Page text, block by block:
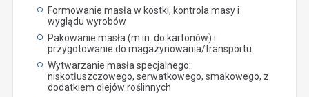
Formowanie masła w kostki, kontrola masy i
wyglądu wyrobów
Pakowanie masła (m.in. do kartonów) i
przygotowanie do magazynowania/transportu
Wytwarzanie masła specjalnego:
niskotłuszczowego, serwatkowego, smakowego, z
dodatkiem olejów roślinnych